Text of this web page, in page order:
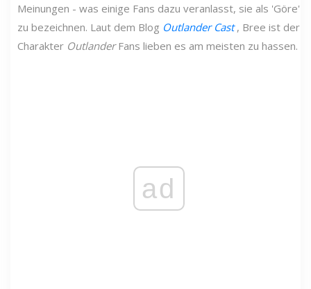
Meinungen - was einige Fans dazu veranlasst, sie als 'Göre'
zu bezeichnen. Laut dem Blog Outlander Cast , Bree ist der
Charakter OutlanderFans lieben es am meisten zu hassen.
ad